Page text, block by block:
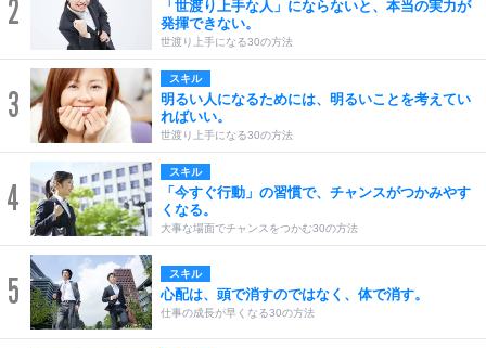
2
「世渡り上手な人」にならないと、本当の実力が
発揮できない。
世渡り上手になる30の方法
3
スキル
明るい人になるためには、明るいことを考えてい
ればいい。
世渡り上手になる30の方法
4
スキル
「今すぐ行動」の習慣で、チャンスがつかみやす
くなる。
大事な場面でチャンスをつかむ30の方法
5 スキル
心配は、頭で消すのではなく、体で消す。
仕事の成長が早くなる30の方法